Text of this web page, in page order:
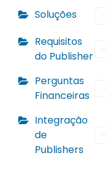
Soluções
Requisitos
do Publisher
Perguntas
Financeiras
Integração
de
Publishers